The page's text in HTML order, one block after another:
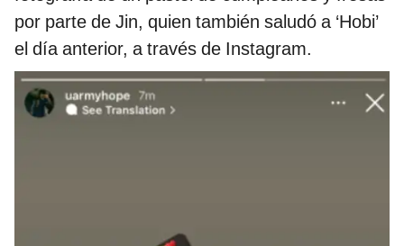
por parte de Jin, quien también saludó a ‘Hobi’
el día anterior, a través de Instagram.